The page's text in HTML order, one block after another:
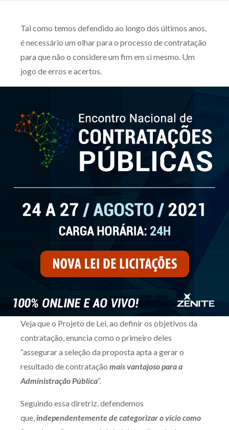
Tal como temos defendido ao longo dos últimos anos,
é necessário um olhar para o processo de contratação
para que não o considere um fim em si mesmo. Um
jogo de erros e acertos.
Veja que o Projeto de Lei, ao definir os objetivos da
contratação, enuncia como o primeiro deles
“assegurar a seleção da proposta apta a gerar o
resultado de contratação mais vantajoso para a
Administração Pública“.
Seguindo essa diretriz, defendemos
que,independentemente de categorizar o vício como